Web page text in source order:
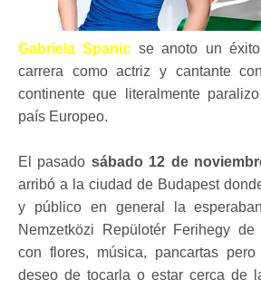
Gabriela Spanic se anoto un
carrera como actriz y cantante
continente que literalmente
país Europeo.
El pasado sábado 12 de
arribó a la ciudad de Budapest
y público en general la
Nemzetközi Repülotér Ferihegy
con flores, música, pancartas
deseo de tocarla o estar cerca de